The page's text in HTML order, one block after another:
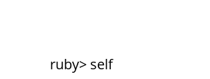
ruby> self